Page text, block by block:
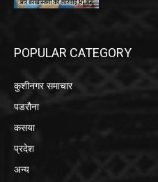
POPULAR CATEGORY
कुशीनगर समाचार
पडरौना
कसया
प्रदेश
अन्य